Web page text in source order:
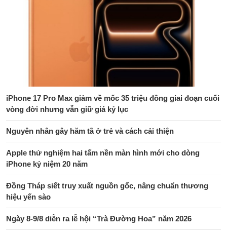
iPhone 17 Pro Max giảm về mốc 35 triệu đồng giai đoạn cuối
vòng đời nhưng vẫn giữ giá kỷ lục
Nguyên nhân gây hăm tã ở trẻ và cách cải thiện
Apple thử nghiệm hai tấm nền màn hình mới cho dòng
iPhone kỷ niệm 20 năm
Đồng Tháp siết truy xuất nguồn gốc, nâng chuẩn thương
hiệu yến sào
Ngày 8-9/8 diễn ra lễ hội “Trà Đường Hoa” năm 2026